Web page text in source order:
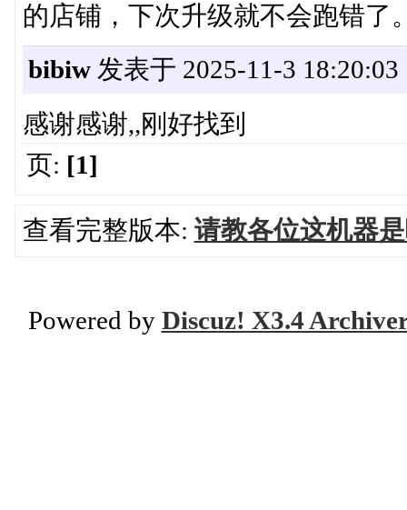
的店铺，下次升级就不会跑错了
bibiw发表于 2025-11-3 18:20:03
感谢感谢,,刚好找到
页: [1]
查看完整版本: 请教各位这机器
Powered by Discuz! X3.4